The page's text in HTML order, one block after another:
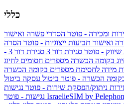
כללי
ומכירה - פוטר הסדרי פשרה ואישור
ואישור תביעות ייצוגיות - פוטר הסרה
- פוטר סגירת דור 3
סגירת דור 3 -
בקומה הכשרה מספרים חסומים לחיוג
מידה לחסימת מספרים בקומה הכשרה
הכשרה - פוטר ביטול עסקה ביטול
ניתוק/הפסקת שירות - פוטר נגישות
IsraelieSIM by